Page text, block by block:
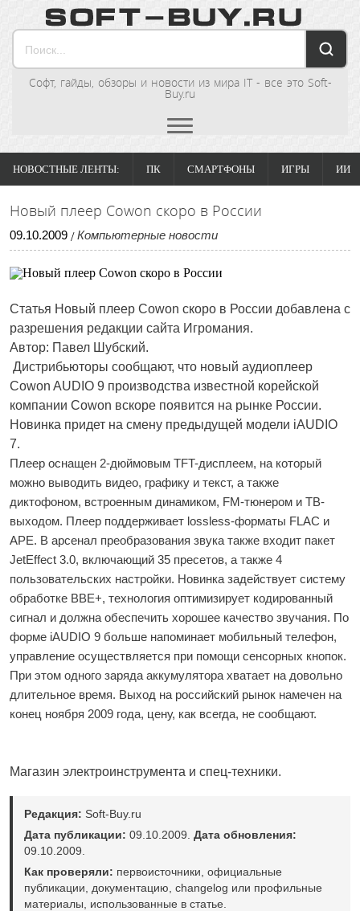
Софт, гайды, обзоры и новости из мира IT - все это Soft-
Buy.ru
НОВОСТНЫЕ ЛЕНТЫ: ПК СМАРТФОНЫ ИГРЫ ИИ
Новый плеер Cowon скоро в России
09.10.2009 / Компьютерные новости
Статья Новый плеер Cowon скоро в России добавлена с
разрешения редакции сайта Игромания.
Автор: Павел Шубский.
Дистрибьюторы сообщают, что новый аудиоплеер
Cowon AUDIO 9 производства известной корейской
компании Cowon вскоре появится на рынке России.
Новинка придет на смену предыдущей модели iAUDIO
7.
Плеер оснащен 2-дюймовым TFT-дисплеем, на который
можно выводить видео, графику и текст, а также
диктофоном, встроенным динамиком, FM-тюнером и ТВ-
выходом. Плеер поддерживает lossless-форматы FLAC и
APE. В арсенал преобразования звука также входит пакет
JetEffect 3.0, включающий 35 пресетов, а также 4
пользовательских настройки. Новинка задействует систему
обработке ВВЕ+, технология оптимизирует кодированный
сигнал и должна обеспечить хорошее качество звучания. По
форме iAUDIO 9 больше напоминает мобильный телефон,
управление осуществляется при помощи сенсорных кнопок.
При этом одного заряда аккумулятора хватает на довольно
длительное время. Выход на российский рынок намечен на
конец ноября 2009 года, цену, как всегда, не сообщают.
Магазин электроинструмента и спец-техники.
Редакция: Soft-Buy.ru
Дата публикации: 09.10.2009. Дата обновления:
09.10.2009.
Как проверяли: первоисточники, официальные
публикации, документацию, changelog или профильные
материалы, использованные в статье.